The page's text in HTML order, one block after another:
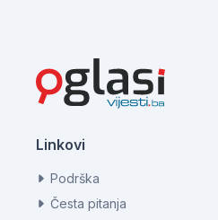
Linkovi
Podrška
Česta pitanja